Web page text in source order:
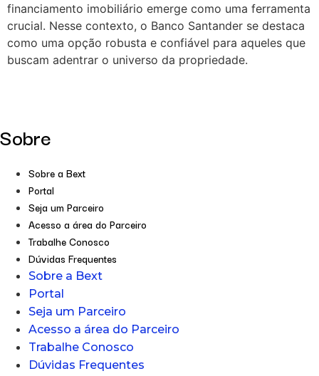
financiamento imobiliário emerge como uma ferramenta
crucial. Nesse contexto, o Banco Santander se destaca
como uma opção robusta e confiável para aqueles que
buscam adentrar o universo da propriedade.
Sobre
Sobre a Bext
Portal
Seja um Parceiro
Acesso a área do Parceiro
Trabalhe Conosco
Dúvidas Frequentes
Sobre a Bext
Portal
Seja um Parceiro
Acesso a área do Parceiro
Trabalhe Conosco
Dúvidas Frequentes